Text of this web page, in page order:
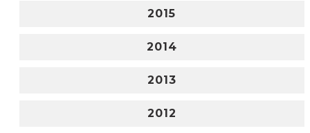
2015
2014
2013
2012